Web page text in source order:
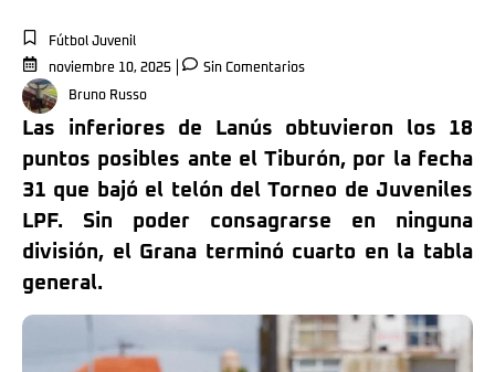
Fútbol Juvenil
noviembre 10, 2025
Sin Comentarios
Bruno Russo
Las inferiores de Lanús obtuvieron los 18
puntos posibles ante el Tiburón, por la fecha
31 que bajó el telón del Torneo de Juveniles
LPF. Sin poder consagrarse en ninguna
división, el Grana terminó cuarto en la tabla
general.